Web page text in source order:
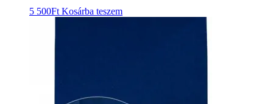
5 500Ft Kosárba teszem